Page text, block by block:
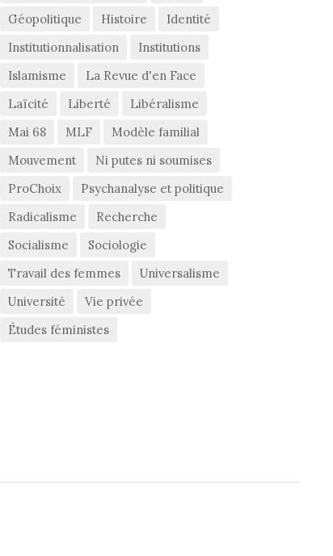
Géopolitique
Histoire
Identité
Institutionnalisation
Institutions
Islamisme
La Revue d'en Face
Laïcité
Liberté
Libéralisme
Mai 68
MLF
Modèle familial
Mouvement
Ni putes ni soumises
ProChoix
Psychanalyse et politique
Radicalisme
Recherche
Socialisme
Sociologie
Travail des femmes
Universalisme
Université
Vie privée
Études féministes